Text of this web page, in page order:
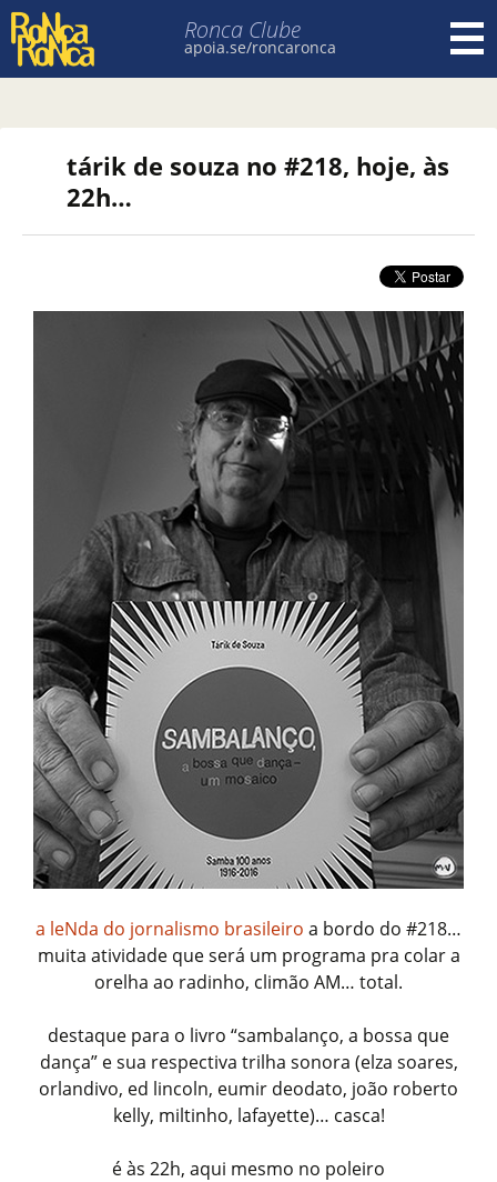
Ronca Clube
apoia.se/roncaronca
tárik de souza no #218, hoje, às
22h…
a leNda do jornalismo brasileiro a bordo do #218…
muita atividade que será um programa pra colar a
orelha ao radinho, climão AM… total.
destaque para o livro “sambalanço, a bossa que
dança” e sua respectiva trilha sonora (elza soares,
orlandivo, ed lincoln, eumir deodato, joão roberto
kelly, miltinho, lafayette)… casca!
é às 22h, aqui mesmo no poleiro